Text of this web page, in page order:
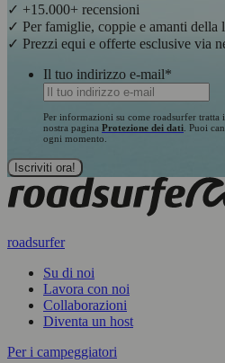
✓ +15.000+ recensioni
✓ Per famiglie, coppie e amanti della
✓ Prezzi equi e offerte esclusive via
Il tuo indirizzo e-mail*
Per informazioni su come roadsurfer
nostra pagina Protezione dei dati . Puoi
ogni momento.
roadsurfer
Su di noi
Lavora con noi
Collaborazioni
Diventa un host
Per i campeggiatori